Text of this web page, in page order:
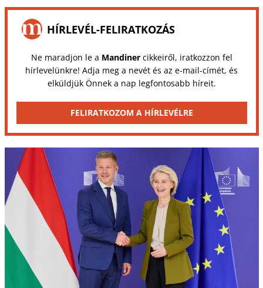
HÍRLEVÉL-FELIRATKOZÁS
Ne maradjon le a Mandinercikkeiről, iratkozzon fel
hírlevelünkre! Adja meg a nevét és az e-mail-címét, és
elküldjük Önnek a nap legfontosabb híreit.
FELIRATKOZOM A HÍRLEVÉLRE